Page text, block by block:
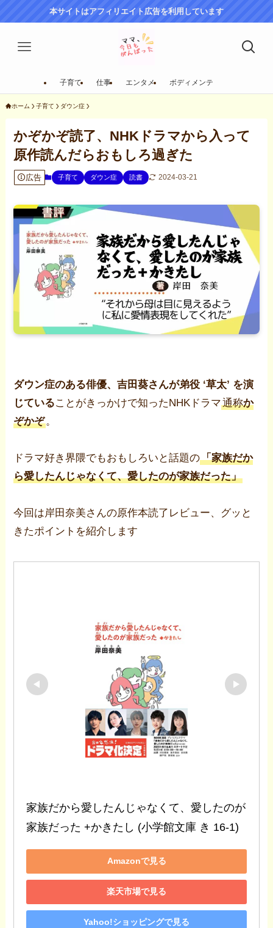
本サイトはアフィリエイト広告を利用しています
子育て 仕事 エンタメ ボディメンテ
ホーム 子育て ダウン症
かぞかぞ読了、NHKドラマから入って
原作読んだらおもしろ過ぎた
広告 子育て ダウン症 読書 2024-03-21
ダウン症のある俳優、吉田葵さんが弟役 ‘草太’ を演
じていることがきっかけで知ったNHKドラマ通称か
ぞかぞ。
ドラマ好き界隈でもおもしろいと話題の「家族だか
ら愛したんじゃなくて、愛したのが家族だった」
今回は岸田奈美さんの原作本読了レビュー、グッと
きたポイントを紹介します
家族だから愛したんじゃなくて、愛したのが
家族だった +かきたし (小学館文庫 き 16-1)
Amazonで見る
楽天市場で見る
Yahoo!ショッピングで見る